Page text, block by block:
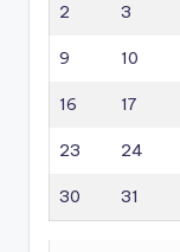
2 3
9 10
16 17
23 24
30 31